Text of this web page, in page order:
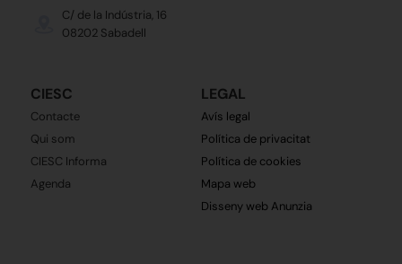
C/ de la Indústria, 16
08202 Sabadell
CIESC
Contacte
Qui som
CIESC Informa
Agenda
LEGAL
Avís legal
Política de privacitat
Política de cookies
Mapa web
Disseny web Anunzia